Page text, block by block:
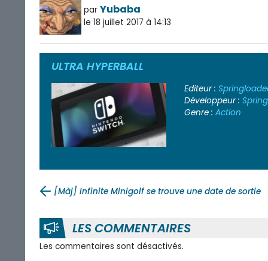
par Yubaba
le 18 juillet 2017 à 14:13
ULTRA HYPERBALL
Editeur :
Développeur :
Genre : Action
[Màj] Infinite Minigolf se trouve une date de sortie
LES COMMENTAIRES
Les commentaires sont désactivés.